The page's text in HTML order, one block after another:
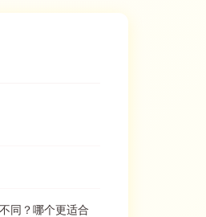
同？哪个更适合